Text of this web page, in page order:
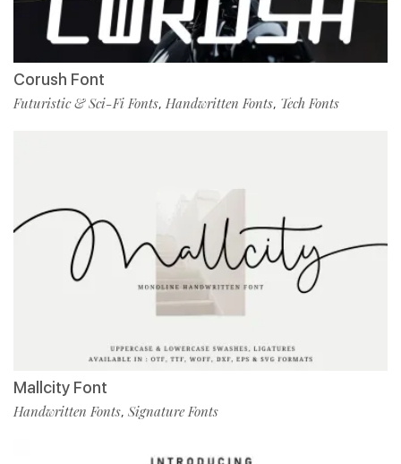
Corush Font
Futuristic & Sci-Fi Fonts, Handwritten Fonts, Tech Fonts
Mallcity Font
Handwritten Fonts, Signature Fonts